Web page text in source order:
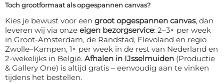
Toch grootformaat als opgespannen canvas?
Kies je bewust voor een groot opgespannen canvas, dan
leveren wij via onze eigen bezorgservice: 2–3× per week
in Groot-Amsterdam, de Randstad, Flevoland en regio
Zwolle–Kampen, 1× per week in de rest van Nederland en
2-wekelijks in België. Afhalen in IJsselmuiden (Productie
& Gallery One) is altijd gratis – eenvoudig aan te vinken
tijdens het bestellen.